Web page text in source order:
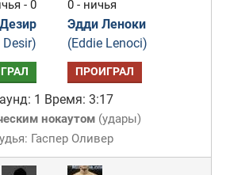
- 0
Desir)
0 - ничья
Эдди Леноки
(Eddie Lenoci)
ПРОИГРАЛ
1 Время: 3:17
нокаутом(удары)
Гаспер Оливер